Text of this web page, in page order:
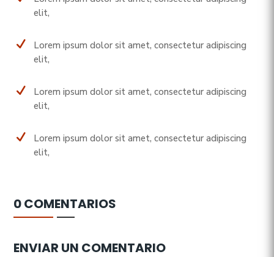
elit,
N
Lorem ipsum dolor sit amet, consectetur adipiscing
elit,
N
Lorem ipsum dolor sit amet, consectetur adipiscing
elit,
N
Lorem ipsum dolor sit amet, consectetur adipiscing
elit,
0 COMENTARIOS
ENVIAR UN COMENTARIO